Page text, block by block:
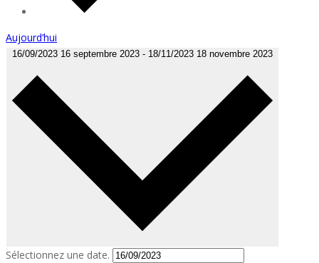
Aujourd’hui
16/09/2023 16 septembre 2023 - 18/11/2023 18 novembre 2023
Sélectionnez une date.